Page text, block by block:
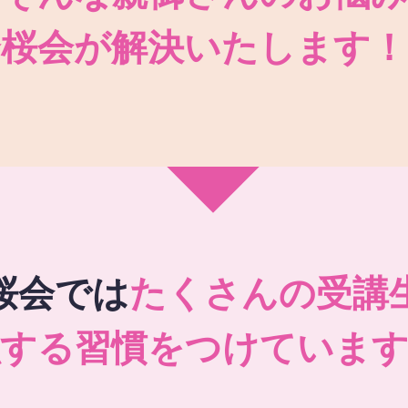
会が解決いたします！
会ではたくさんの受講
る習慣をつけています